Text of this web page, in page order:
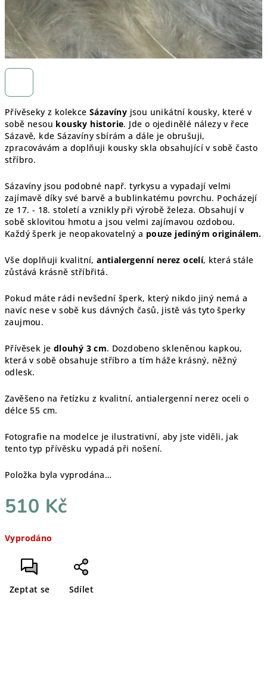
Přívěseky z kolekce Sázavíny jsou unikátní kousky, které v
sobě nesou kousky historie. Jde o ojedinělé nálezy v řece
Sázavě, kde Sázavíny sbírám a dále je obrušuji,
zpracovávám a doplňuji kousky skla obsahující v sobě často
stříbro.
Sázavíny jsou podobné např. tyrkysu a vypadají velmi
zajímavě díky své barvě a bublinkatému povrchu. Pocházejí
ze 17. - 18. století a vznikly při výrobě železa. Obsahují v
sobě sklovitou hmotu a jsou velmi zajímavou ozdobou.
Každý šperk je neopakovatelný a pouze jediným originálem.
Vše doplňuji kvalitní,antialergenní nerez ocelí, která stále
zůstává krásně stříbřitá.
Pokud máte rádi nevšední šperk, který nikdo jiný nemá a
navíc nese v sobě kus dávných časů, jistě vás tyto šperky
zaujmou.
Přívěsek je dlouhý 3 cm. Dozdobeno skleněnou kapkou,
která v sobě obsahuje stříbro a tím háže krásný, něžný
odlesk.
Zavěšeno na řetízku z kvalitní, antialergenní nerez oceli o
délce 55 cm.
Fotografie na modelce je ilustrativní, aby jste viděli, jak
tento typ přívěsku vypadá při nošení.
Položka byla vyprodána…
510 Kč
cena:
Vyprodáno
Zeptat se Sdílet